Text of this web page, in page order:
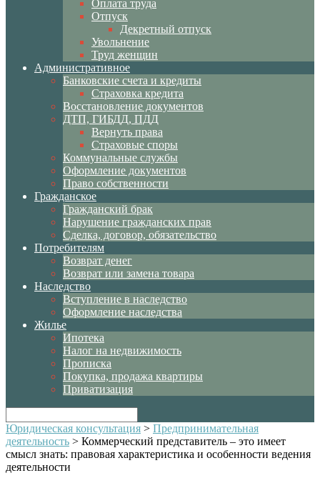
Оплата труда
Отпуск
Декретный отпуск
Увольнение
Труд женщин
Административное
Банковские счета и кредиты
Страховка кредита
Восстановление документов
ДТП, ГИБДД, ПДД
Вернуть права
Страховые споры
Коммунальные службы
Оформление документов
Право собственности
Гражданское
Гражданский брак
Нарушение гражданских прав
Сделка, договор, обязательство
Потребителям
Возврат денег
Возврат или замена товара
Наследство
Вступление в наследство
Оформление наследства
Жилье
Ипотека
Налог на недвижимость
Прописка
Покупка, продажа квартиры
Приватизация
Юридическая консультация > Предпринимательная
деятельность > Коммерческий представитель – это имеет
смысл знать: правовая характеристика и особенности ведения
деятельности